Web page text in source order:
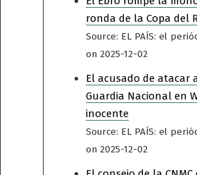
ronda de la Copa del
Source: EL PAÍS: el
on 2025-12-02
El acusado de atacar
Guardia Nacional en
inocente
Source: EL PAÍS: el
on 2025-12-02